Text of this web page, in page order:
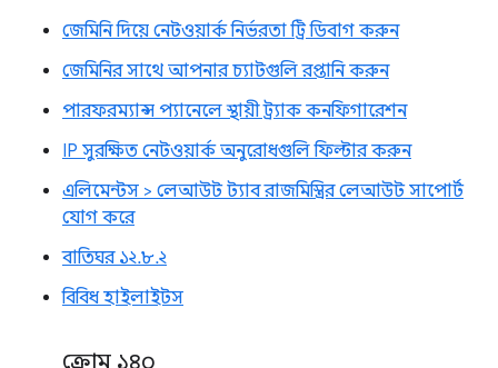
জেমিনি দিয়ে নেটওয়ার্ক নির্ভরতা ট্রি ডিবাগ করুন
জেমিনির সাথে আপনার চ্যাটগুলি রপ্তানি করুন
পারফরম্যান্স প্যানেলে স্থায়ী ট্র্যাক কনফিগারেশন
IP সুরক্ষিত নেটওয়ার্ক অনুরোধগুলি ফিল্টার করুন
এলিমেন্টস > লেআউট ট্যাব রাজমিস্ত্রির লেআউট সাপোর্ট
যোগ করে
বাতিঘর ১২.৮.২
বিবিধ হাইলাইটস
ক্রোম ১৪০